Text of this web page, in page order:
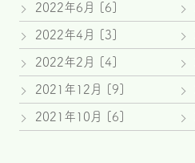
2022年6月 [6]
2022年4月 [3]
2022年2月 [4]
2021年12月 [9]
2021年10月 [6]